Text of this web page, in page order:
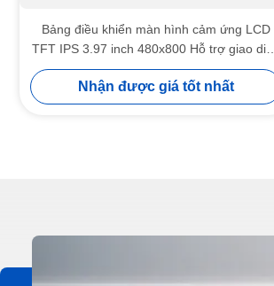
Bảng điều khiển màn hình cảm ứng LCD
TFT IPS 3.97 inch 480x800 Hỗ trợ giao diện
SPI RGB MIPI
Nhận được giá tốt nhất